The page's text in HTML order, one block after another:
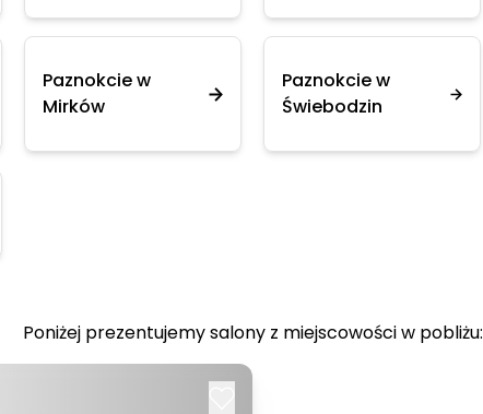
Paznokcie w
Mirków
Paznokcie w
Świebodzin
Poniżej prezentujemy salony z miejscowości w pobliżu: